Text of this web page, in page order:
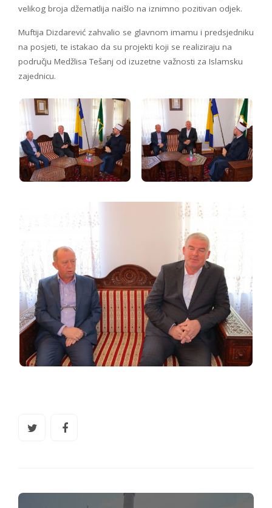
velikog broja džematlija naišlo na iznimno pozitivan odjek.
Muftija Dizdarević zahvalio se glavnom imamu i predsjedniku
na posjeti, te istakao da su projekti koji se realiziraju na
području Medžlisa Tešanj od izuzetne važnosti za Islamsku
zajednicu.